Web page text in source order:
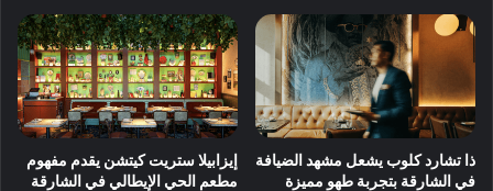
ذا تشارد كلوب يشعل مشهد الضيافة
في الشارقة بتجربة طهو مميزة
إيزابيلا ستريت كيتشن يقدم مفهوم
مطعم الحي الإيطالي في الشارقة